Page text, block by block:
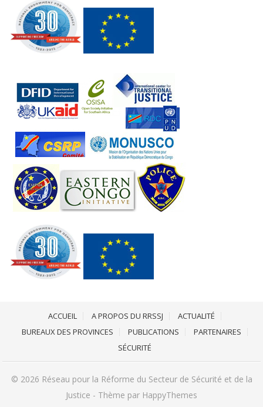
ACCUEIL A PROPOS DU RRSSJ
ACTUALITÉ
BUREAUX DES PROVINCES
PUBLICATIONS
PARTENAIRES
SÉCURITÉ
© 2026 Réseau pour la Réforme du Secteur de Sécurité et de la
Justice - Thème par HappyThemes